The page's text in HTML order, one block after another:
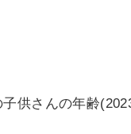
供さんの年齢